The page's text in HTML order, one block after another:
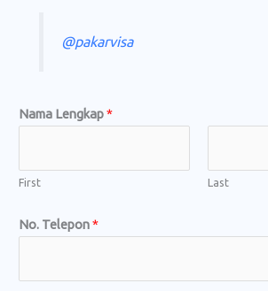
@pakarvisa
Nama Lengkap*
First Last
No. Telepon*